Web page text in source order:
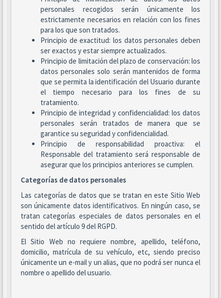
personales recogidos serán únicamente los
estrictamente necesarios en relación con los fines
para los que son tratados.
Principio de exactitud: los datos personales deben
ser exactos y estar siempre actualizados.
Principio de limitación del plazo de conservación: los
datos personales solo serán mantenidos de forma
que se permita la identificación del Usuario durante
el tiempo necesario para los fines de su
tratamiento.
Principio de integridad y confidencialidad: los datos
personales serán tratados de manera que se
garantice su seguridad y confidencialidad.
Principio de responsabilidad proactiva: el
Responsable del tratamiento será responsable de
asegurar que los principios anteriores se cumplen.
Categorías de datos personales
Las categorías de datos que se tratan en este Sitio Web
son únicamente datos identificativos. En ningún caso, se
tratan categorías especiales de datos personales en el
sentido del artículo 9 del RGPD.
El Sitio Web no requiere nombre, apellido, teléfono,
domicilio, matrícula de su vehículo, etc, siendo preciso
únicamente un e-mail y un alias, que no podrá ser nunca el
nombre o apellido del usuario.